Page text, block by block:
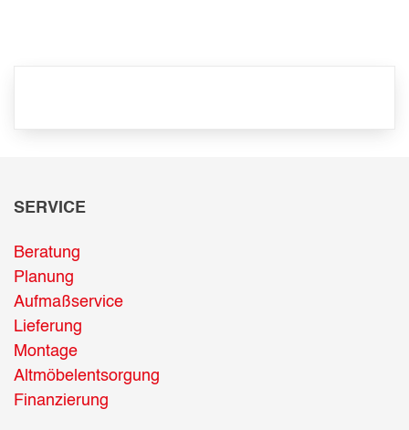
SERVICE
Beratung
Planung
Aufmaßservice
Lieferung
Montage
Altmöbelentsorgung
Finanzierung